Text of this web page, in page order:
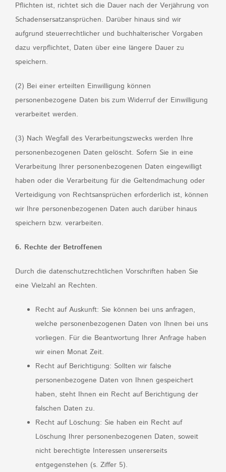
Pflichten ist, richtet sich die Dauer nach der Verjährung von
Schadensersatzansprüchen. Darüber hinaus sind wir
aufgrund steuerrechtlicher und buchhalterischer Vorgaben
dazu verpflichtet, Daten über eine längere Dauer zu
speichern.
(2) Bei einer erteilten Einwilligung können
personenbezogene Daten bis zum Widerruf der Einwilligung
verarbeitet werden.
(3) Nach Wegfall des Verarbeitungszwecks werden Ihre
personenbezogenen Daten gelöscht. Sofern Sie in eine
Verarbeitung Ihrer personenbezogenen Daten eingewilligt
haben oder die Verarbeitung für die Geltendmachung oder
Verteidigung von Rechtsansprüchen erforderlich ist, können
wir Ihre personenbezogenen Daten auch darüber hinaus
speichern bzw. verarbeiten.
6. Rechte der Betroffenen
Durch die datenschutzrechtlichen Vorschriften haben Sie
eine Vielzahl an Rechten.
Recht auf Auskunft: Sie können bei uns anfragen,
welche personenbezogenen Daten von Ihnen bei uns
vorliegen. Für die Beantwortung Ihrer Anfrage haben
wir einen Monat Zeit.
Recht auf Berichtigung: Sollten wir falsche
personenbezogene Daten von Ihnen gespeichert
haben, steht Ihnen ein Recht auf Berichtigung der
falschen Daten zu.
Recht auf Löschung: Sie haben ein Recht auf
Löschung Ihrer personenbezogenen Daten, soweit
nicht berechtigte Interessen unsererseits
entgegenstehen (s. Ziffer 5).